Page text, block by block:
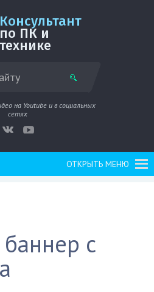
Консультант
по ПК и
технике
на Youtube и в социальных
сетях
ОТКРЫТЬ МЕНЮ
с